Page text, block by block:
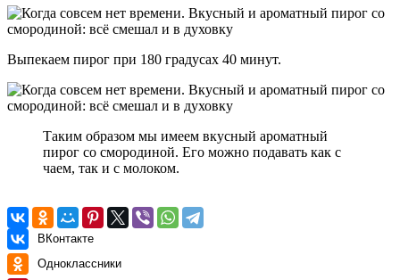
Выпекаем пирог при 180 градусах 40 минут.
Таким образом мы имеем вкусный ароматный
пирог со смородиной. Его можно подавать как с
чаем, так и с молоком.
ВКонтакте
Одноклассники